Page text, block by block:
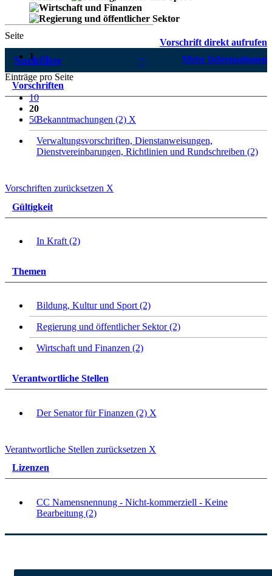
Vorschrift direkt aufrufen
Mehr Informationen
Seite
1
Einträge pro Seite
10
20
50
Suchfilter
Vorschriften
Bekanntmachungen (2) X
Verwaltungsvorschriften, Dienstanweisungen,
Dienstvereinbarungen, Richtlinien und Rundschreiben (2)
Vorschriften zurücksetzen X
Gültigkeit
In Kraft (2)
Themen
Bildung, Kultur und Sport (2)
Regierung und öffentlicher Sektor (2)
Wirtschaft und Finanzen (2)
Verantwortliche Stellen
Der Senator für Finanzen (2) X
Verantwortliche Stellen zurücksetzen X
Lizenzen
CC Namensnennung - Nicht-kommerziell - Keine
Bearbeitung (2)